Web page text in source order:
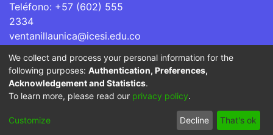
Teléfono: +57 (602) 555
2334
ventanillaunica@icesi.edu.co
La Universidad Icesi es una Institución de Educación
Superior que se encuentra sujeta a inspección y vigilancia
por parte del Ministerio de Educación Nacional.
Cookie
End User
Agreement
Send
Feedback
We collect and process your personal information for the
following purposes: Authentication, Preferences,
Acknowledgement and Statistics.
To learn more, please read our privacy policy.
Customize Decline That's ok